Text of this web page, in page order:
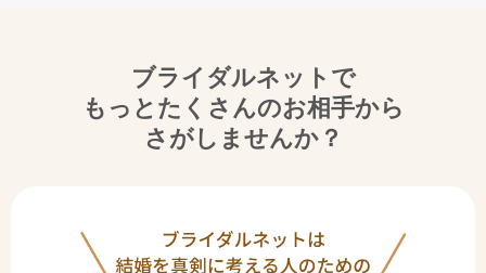
ブライダルネットで
もっとたくさんのお相手から
さがしませんか？